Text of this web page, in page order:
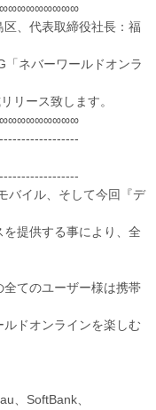
、代表取締役社長：福
「ネバーワールドオンラ
リース致します。
バイル、そして今回『デ
提供する事により、全
てのユーザー様は携帯
ドオンラインを楽しむ
、SoftBank、